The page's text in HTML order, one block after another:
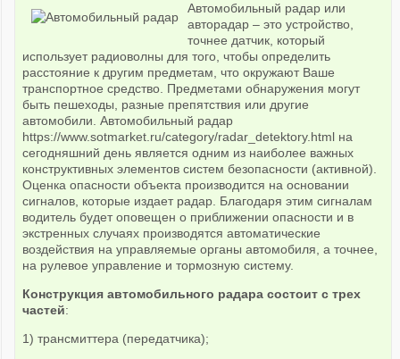
Автомобильный радар или
авторадар – это устройство,
точнее датчик, который
использует радиоволны для того, чтобы определить
расстояние к другим предметам, что окружают Ваше
транспортное средство. Предметами обнаружения могут
быть пешеходы, разные препятствия или другие
автомобили. Автомобильный радар
https://www.sotmarket.ru/category/radar_detektory.html на
сегодняшний день является одним из наиболее важных
конструктивных элементов систем безопасности (активной).
Оценка опасности объекта производится на основании
сигналов, которые издает радар. Благодаря этим сигналам
водитель будет оповещен о приближении опасности и в
экстренных случаях производятся автоматические
воздействия на управляемые органы автомобиля, а точнее,
на рулевое управление и тормозную систему.
Конструкция автомобильного радара состоит с трех
частей:
1) трансмиттера (передатчика);